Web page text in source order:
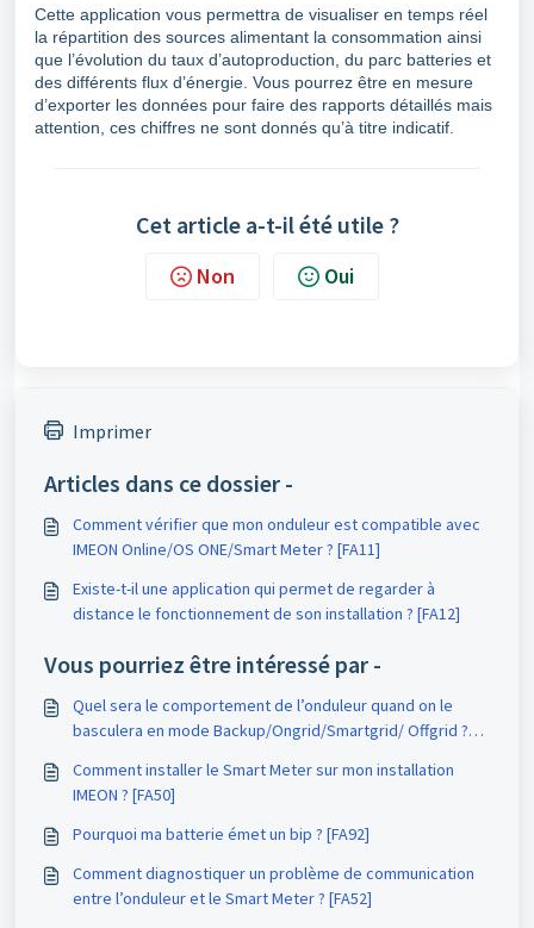
Cette application vous permettra de visualiser en temps réel
la répartition des sources alimentant la consommation ainsi
que l’évolution du taux d’autoproduction, du parc batteries et
des différents flux d’énergie. Vous pourrez être en mesure
d’exporter les données pour faire des rapports détaillés mais
attention, ces chiffres ne sont donnés qu’à titre indicatif.
Cet article a-t-il été utile ?
Non Oui
Imprimer
Articles dans ce dossier -
Comment vérifier que mon onduleur est compatible avec
IMEON Online/OS ONE/Smart Meter ? [FA11]
Existe-t-il une application qui permet de regarder à
distance le fonctionnement de son installation ? [FA12]
Vous pourriez être intéressé par -
Quel sera le comportement de l’onduleur quand on le
basculera en mode Backup/Ongrid/Smartgrid/ Offgrid ?
Comment installer le Smart Meter sur mon installation
IMEON ? [FA50]
Pourquoi ma batterie émet un bip ? [FA92]
Comment diagnostiquer un problème de communication
entre l’onduleur et le Smart Meter ? [FA52]